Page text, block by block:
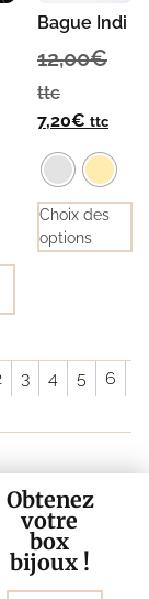
Bague Indi
12,00€
ttc
7,20€ ttc
Choix des
options
3 4 5
6
Obtenez
votre
box
bijoux !